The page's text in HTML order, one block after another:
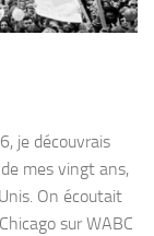
je découvrais
mes vingt ans,
On écoutait
sur WABC